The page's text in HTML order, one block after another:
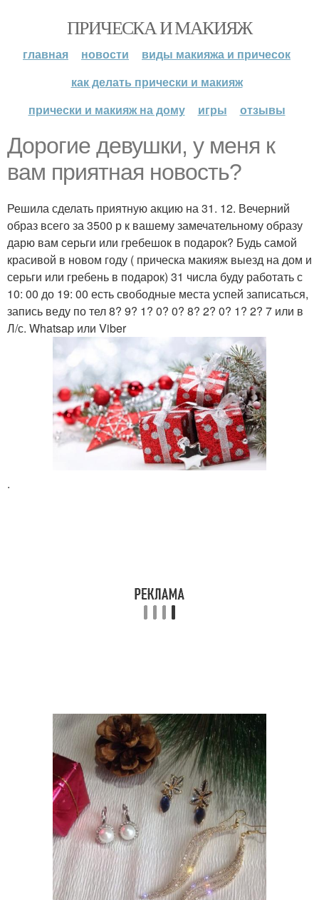
ПРИЧЕСКА И МАКИЯЖ
главная новости
виды макияжа и причесок
как делать прически и макияж
прически и макияж на дому
игры отзывы
Дорогие девушки, у меня к
вам приятная новость?
Решила сделать приятную акцию на 31. 12. Вечерний
образ всего за 3500 р к вашему замечательному образу
дарю вам серьги или гребешок в подарок? Будь самой
красивой в новом году ( прическа макияж выезд на дом и
серьги или гребень в подарок) 31 числа буду работать с
10: 00 до 19: 00 есть свободные места успей записаться,
запись веду по тел 8? 9? 1? 0? 0? 8? 2? 0? 1? 2? 7 или в
Л/с. Whatsap или Viber
.